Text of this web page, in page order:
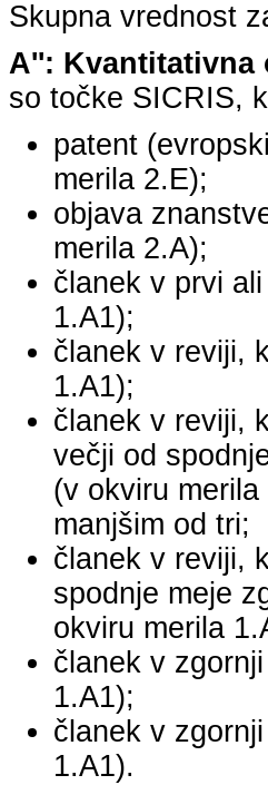
Skupna vrednost
A'': Kvantitativna
so točke SICRIS,
patent
merila 2.E);
objava
merila 2.A);
članek v prvi
1.A1);
članek v reviji,
1.A1);
članek v reviji,
večji od
(v okviru
manjšim od tri;
članek v reviji,
spodnje meje
okviru merila
članek v
1.A1);
članek v
1.A1).